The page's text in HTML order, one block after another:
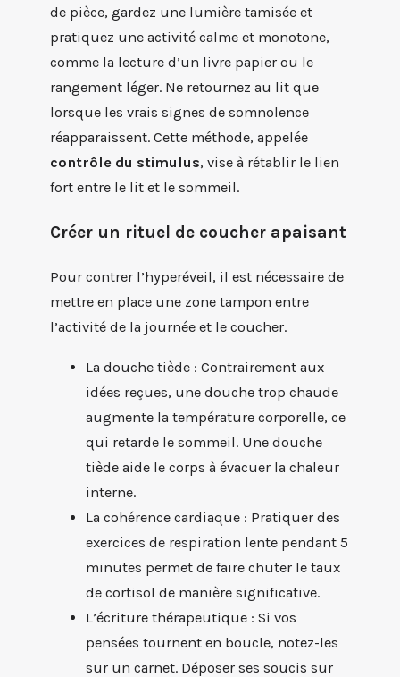
de pièce, gardez une lumière tamisée et
pratiquez une activité calme et monotone,
comme la lecture d’un livre papier ou le
rangement léger. Ne retournez au lit que
lorsque les vrais signes de somnolence
réapparaissent. Cette méthode, appelée
contrôle du stimulus, vise à rétablir le lien
fort entre le lit et le sommeil.
Créer un rituel de coucher apaisant
Pour contrer l’hyperéveil, il est nécessaire de
mettre en place une zone tampon entre
l’activité de la journée et le coucher.
La douche tiède : Contrairement aux
idées reçues, une douche trop chaude
augmente la température corporelle, ce
qui retarde le sommeil. Une douche
tiède aide le corps à évacuer la chaleur
interne.
La cohérence cardiaque : Pratiquer des
exercices de respiration lente pendant 5
minutes permet de faire chuter le taux
de cortisol de manière significative.
L’écriture thérapeutique : Si vos
pensées tournent en boucle, notez-les
sur un carnet. Déposer ses soucis sur